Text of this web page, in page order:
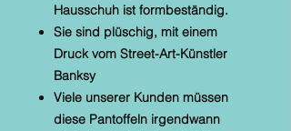
Hausschuh ist formbeständig.
Sie sind plüschig, mit einem
Druck vom Street-Art-Künstler
Banksy
Viele unserer Kunden müssen
diese Pantoffeln irgendwann